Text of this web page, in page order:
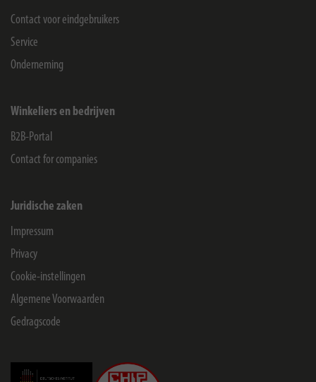
Contact voor eindgebruikers
Service
Onderneming
Winkeliers en bedrijven
B2B-Portal
Contact for companies
Juridische zaken
Impressum
Privacy
Cookie-instellingen
Algemene Voorwaarden
Gedragscode